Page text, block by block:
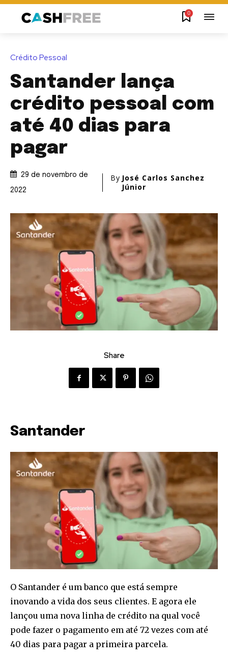
0
Crédito Pessoal
Santander lança
crédito pessoal com
até 40 dias para
pagar
29 de novembro de
2022
By José Carlos Sanchez
Júnior
Share
Santander
O Santander é um banco que está sempre
inovando a vida dos seus clientes. E agora ele
lançou uma nova linha de crédito na qual você
pode fazer o pagamento em até 72 vezes com até
40 dias para pagar a primeira parcela.